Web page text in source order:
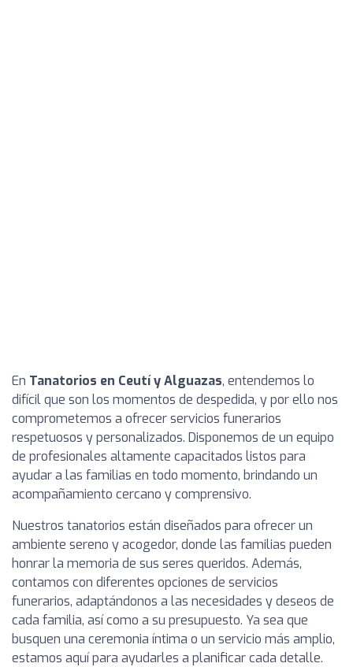
En Tanatorios en Ceutí y Alguazas, entendemos lo
difícil que son los momentos de despedida, y por ello nos
comprometemos a ofrecer servicios funerarios
respetuosos y personalizados. Disponemos de un equipo
de profesionales altamente capacitados listos para
ayudar a las familias en todo momento, brindando un
acompañamiento cercano y comprensivo.
Nuestros tanatorios están diseñados para ofrecer un
ambiente sereno y acogedor, donde las familias pueden
honrar la memoria de sus seres queridos. Además,
contamos con diferentes opciones de servicios
funerarios, adaptándonos a las necesidades y deseos de
cada familia, así como a su presupuesto. Ya sea que
busquen una ceremonia íntima o un servicio más amplio,
estamos aquí para ayudarles a planificar cada detalle.